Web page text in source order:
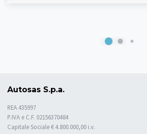
Autosas S.p.a.
REA 435997
P.IVA e C.F. 02156370484
Capitale Sociale € 4.800.000,00 i.v.